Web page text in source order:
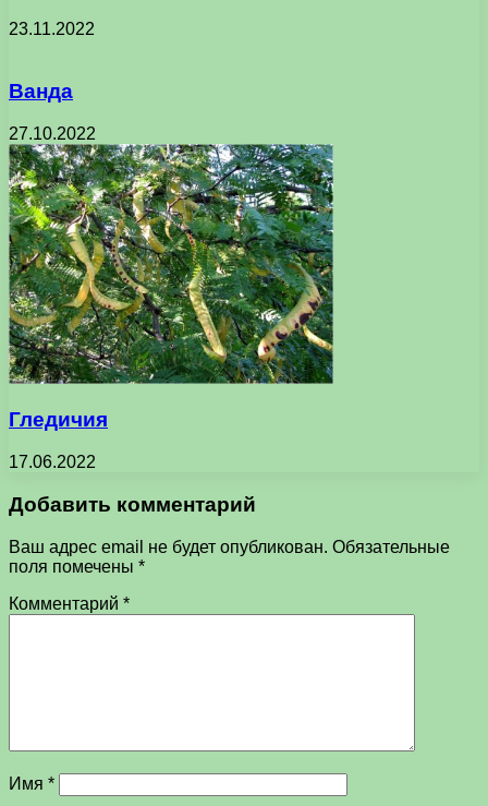
23.11.2022
Ванда
27.10.2022
Гледичия
17.06.2022
Добавить комментарий
Ваш адрес email не будет опубликован. Обязательные
поля помечены *
Комментарий *
Имя *